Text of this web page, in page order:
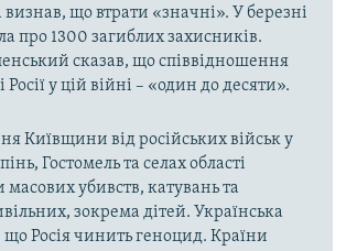
що втрати «значні». У березні
про 1300 загиблих захисників.
сказав, що співвідношення
Росії у цій війні – «один до десяти».
Київщини від російських військ у
Гостомель та селах області
убивств, катувань та
зокрема дітей. Українська
що Росія чинить геноцид. Країни